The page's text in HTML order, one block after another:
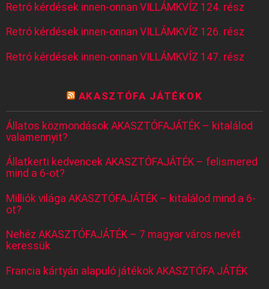
Retró kérdések innen-onnan VILLÁMKVÍZ 124. rész
Retró kérdések innen-onnan VILLÁMKVÍZ 126. rész
Retró kérdések innen-onnan VILLÁMKVÍZ 147. rész
AKASZTÓFA JÁTÉKOK
Állatos közmondások AKASZTÓFAJÁTÉK – kitalálod
valamennyit?
Állatkerti kedvencek AKASZTÓFAJÁTÉK – felismered
mind a 6-ot?
Milliók világa AKASZTÓFAJÁTÉK – kitalálod mind a 6-
ot?
Nehéz AKASZTÓFAJÁTÉK – 7 magyar város nevét
keressük
Francia kártyán alapuló játékok AKASZTÓFA JÁTÉK